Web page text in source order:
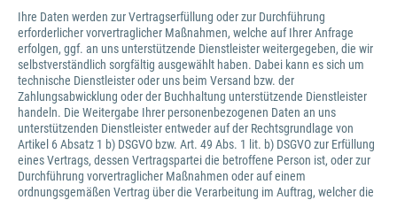
Ihre Daten werden zur Vertragserfüllung oder zur Durchführung
erforderlicher vorvertraglicher Maßnahmen, welche auf Ihrer Anfrage
erfolgen, ggf. an uns unterstützende Dienstleister weitergegeben, die wir
selbstverständlich sorgfältig ausgewählt haben. Dabei kann es sich um
technische Dienstleister oder uns beim Versand bzw. der
Zahlungsabwicklung oder der Buchhaltung unterstützende Dienstleister
handeln. Die Weitergabe Ihrer personenbezogenen Daten an uns
unterstützenden Dienstleister entweder auf der Rechtsgrundlage von
Artikel 6 Absatz 1 b) DSGVO bzw. Art. 49 Abs. 1 lit. b) DSGVO zur Erfüllung
eines Vertrags, dessen Vertragspartei die betroffene Person ist, oder zur
Durchführung vorvertraglicher Maßnahmen oder auf einem
ordnungsgemäßen Vertrag über die Verarbeitung im Auftrag, welcher die